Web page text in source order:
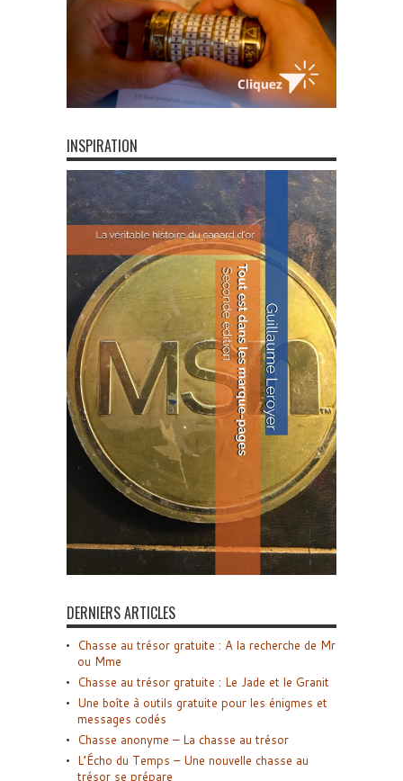
INSPIRATION
DERNIERS ARTICLES
Chasse au trésor gratuite : A la recherche de Mr
ou Mme
Chasse au trésor gratuite : Le Jade et le Granit
Une boîte à outils gratuite pour les énigmes et
messages codés
Chasse anonyme – La chasse au trésor
L’Écho du Temps – Une nouvelle chasse au
trésor se prépare